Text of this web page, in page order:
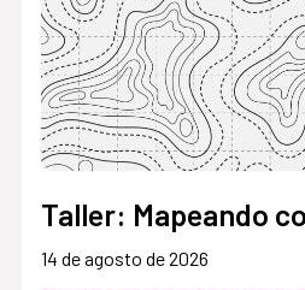
Taller: Mapeando
14 de agosto de 2026